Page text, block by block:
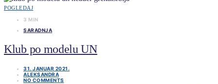
POGLEDAJ
3 MIN
SARADNJA
Klub po modelu UN
31. JANUAR 2021.
ALEKSANDRA
NO COMMENTS